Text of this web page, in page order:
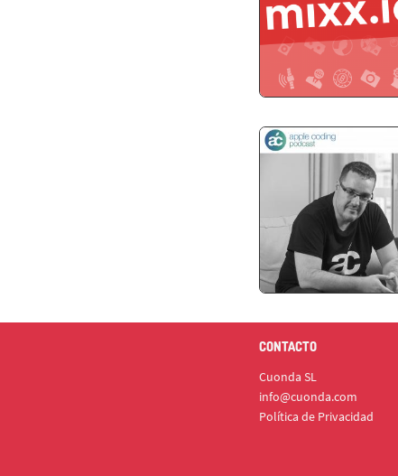
CONTACTO
Cuonda SL
info@cuonda.com
Política de Privacidad